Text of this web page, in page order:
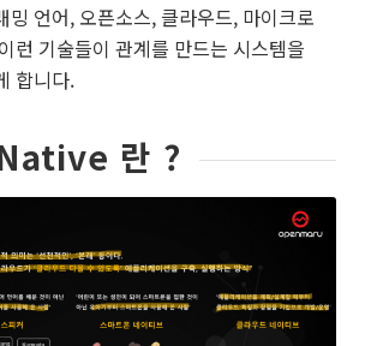
밍 언어, 오픈소스, 클라우드, 마이크로
런 기술들이 관계를 만드는 시스템을
합니다.
란 ?